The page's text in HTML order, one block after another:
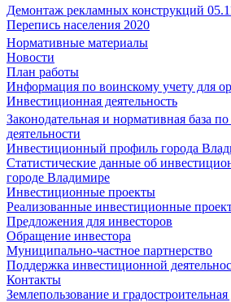
Демонтаж рекламных конструкций
Перепись населения 2020
Нормативные материалы
Новости
План работы
Информация по воинскому учету для
Инвестиционная деятельность
Законодательная и нормативная база
деятельности
Инвестиционный профиль города
Статистические данные об
городе Владимире
Инвестиционные проекты
Реализованные инвестиционные
Предложения для инвесторов
Обращение инвестора
Муниципально-частное партнерство
Поддержка инвестиционной
Контакты
Землепользование и градостроительная